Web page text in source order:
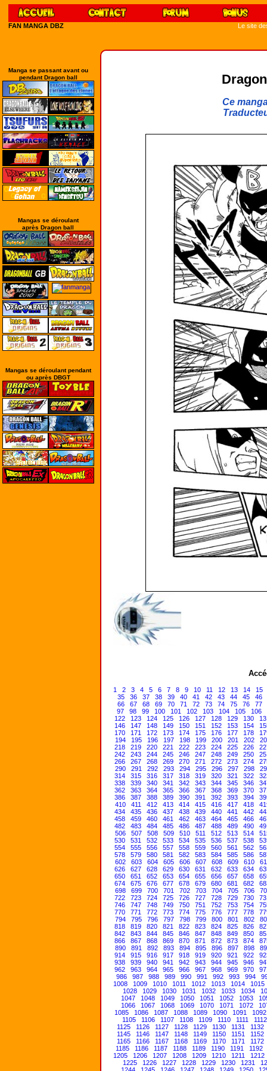
FAN MANGA DBZ Le site
Manga se passant avant ou
pendant Dragon ball
Mangas se déroulant
après Dragon ball
Mangas se déroulant pendant
ou après DBGT
Ce
1 2 3 4 5 6 7 8 9 10 11 12 13 14
15
35
36 37 38 39 40 41 42 43 44 45
46
66
67 68 69 70 71 72 73 74 75 76
77
97
98 99 100 101 102 103 104 105
106
122
123 124 125 126 127 128 129 130
146
147 148 149 150 151 152 153 154
170
171 172 173 174 175 176 177 178
194
195 196 197 198 199 200 201 202
218
219 220 221 222 223 224 225 226
242
243 244 245 246 247 248 249 250
266
267 268 269 270 271 272 273 274
290
291 292 293 294 295 296 297 298
314
315 316 317 318 319 320 321 322
338
339 340 341 342 343 344 345 346
362
363 364 365 366 367 368 369 370
386
387 388 389 390 391 392 393 394
410
411 412 413 414 415 416 417 418
434
435 436 437 438 439 440 441 442
458
459 460 461 462 463 464 465 466
482
483 484 485 486 487 488 489 490
506
507 508 509 510 511 512 513 514
530
531 532 533 534 535 536 537 538
554
555 556 557 558 559 560 561 562
578
579 580 581 582 583 584 585 586
602
603 604 605 606 607 608 609 610
626
627 628 629 630 631 632 633 634
650
651 652 653 654 655 656 657 658
674
675 676 677 678 679 680 681 682
698
699 700 701 702 703 704 705 706
722
723 724 725 726 727 728 729 730
746
747 748 749 750 751 752 753 754
770
771 772 773 774 775 776 777 778
794
795 796 797 798 799 800 801 802
818
819 820 821 822 823 824 825 826
842
843 844 845 846 847 848 849 850
866
867 868 869 870 871 872 873 874
890
891 892 893 894 895 896 897 898
914
915 916 917 918 919 920 921 922
938
939 940 941 942 943 944 945 946
962
963 964 965 966 967 968 969 970
986
987 988 989 990 991 992 993 994
1008
1009 1010 1011 1012 1013 1014
1015
1028
1029 1030 1031 1032 1033 1034
1047
1048 1049 1050 1051 1052 1053
1066
1067 1068 1069 1070 1071 1072
1085
1086 1087 1088 1089 1090 1091
1092
1105
1106 1107 1108 1109 1110 1111
1112
1125
1126 1127 1128 1129 1130 1131
1132
1145
1146 1147 1148 1149 1150 1151
1152
1165
1166 1167 1168 1169 1170 1171
1172
1185
1186 1187 1188 1189 1190 1191
1192
1205
1206 1207 1208 1209 1210 1211
1212
1225
1226 1227 1228 1229 1230 1231
1244
1245 1246 1247 1248 1249 1250